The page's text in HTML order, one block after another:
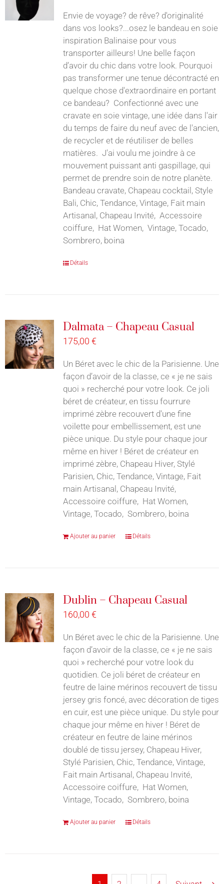
Envie de voyage? de rêve? d'originalité
dans vos looks?...osez le bandeau en soie
inspiration Balinaise pour vous
transporter ailleurs! Une belle façon
d’avoir du chic dans votre look. Pourquoi
pas transformer une tenue décontracté en
quelque chose d'extraordinaire en portant
ce bandeau? Confectionné avec une
cravate en soie vintage, une idée dans l'air
du temps de faire du neuf avec de l'ancien,
de recycler et de réutiliser de belles
matières. J'ai voulu me joindre à ce
mouvement puissant anti gaspillage, qui
permet de prendre soin de notre planète.
Bandeau cravate, Chapeau cocktail, Style
Bali, Chic, Tendance, Vintage, Fait main
Artisanal, Chapeau Invité, Accessoire
coiffure, Hat Women, Vintage, Tocado,
Sombrero, boina
Détails
Dalmata – Chapeau Casual
175,00 €
Un Béret avec le chic de la Parisienne. Une
façon d’avoir de la classe, ce « je ne sais
quoi » recherché pour votre look. Ce joli
béret de créateur, en tissu fourrure
imprimé zèbre recouvert d'une fine
voilette pour embellissement, est une
pièce unique. Du style pour chaque jour
même en hiver ! Béret de créateur en
imprimé zèbre, Chapeau Hiver, Stylé
Parisien, Chic, Tendance, Vintage, Fait
main Artisanal, Chapeau Invité,
Accessoire coiffure, Hat Women,
Vintage, Tocado, Sombrero, boina
Ajouter au panier Détails
Dublin – Chapeau Casual
160,00 €
Un Béret avec le chic de la Parisienne. Une
façon d’avoir de la classe, ce « je ne sais
quoi » recherché pour votre look du
quotidien. Ce joli béret de créateur en
feutre de laine mérinos recouvert de tissu
jersey gris foncé, avec décoration de tiges
en cuir, est une pièce unique. Du style pour
chaque jour même en hiver ! Béret de
créateur en feutre de laine mérinos
doublé de tissu jersey, Chapeau Hiver,
Stylé Parisien, Chic, Tendance, Vintage,
Fait main Artisanal, Chapeau Invité,
Accessoire coiffure, Hat Women,
Vintage, Tocado, Sombrero, boina
Ajouter au panier Détails